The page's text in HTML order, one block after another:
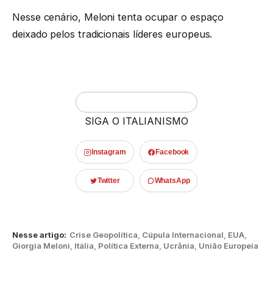
Nesse cenário, Meloni tenta ocupar o espaço
deixado pelos tradicionais líderes europeus.
SIGA O ITALIANISMO
Instagram Facebook
Twitter WhatsApp
Nesse artigo: Crise Geopolítica Cúpula Internacional EUA
Giorgia Meloni Itália Política Externa Ucrânia União Europeia